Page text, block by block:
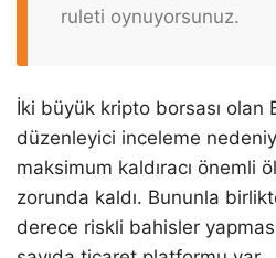
ruleti oynuyorsunuz.
İki büyük kripto borsası olan
düzenleyici inceleme
maksimum kaldıracı önemli
zorunda kaldı. Bununla
derece riskli bahisler